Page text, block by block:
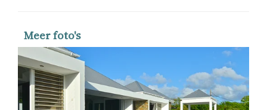
Meer foto's